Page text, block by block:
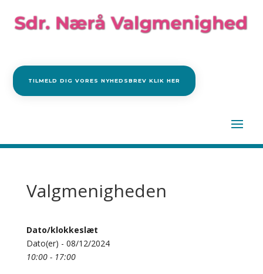
TILMELD DIG VORES NYHEDSBREV KLIK HER
Valgmenigheden
Dato/klokkeslæt
Dato(er) - 08/12/2024
10:00 - 17:00